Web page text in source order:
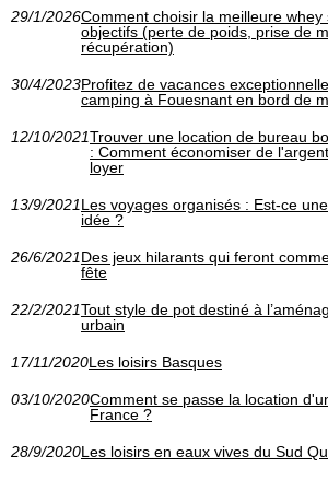
29/1/2026Comment choisir la meilleure whey
objectifs (perte de poids, prise de
récupération)
30/4/2023Profitez de vacances
camping à Fouesnant en bord de
12/10/2021Trouver une location de bureau
: Comment économiser de
loyer
13/9/2021Les voyages organisés : Est-ce
idée ?
26/6/2021Des jeux hilarants qui feront
fête
22/2/2021Tout style de pot destiné à
urbain
17/11/2020Les loisirs Basques
03/10/2020Comment se passe la location
France ?
28/9/2020Les loisirs en eaux vives du Sud